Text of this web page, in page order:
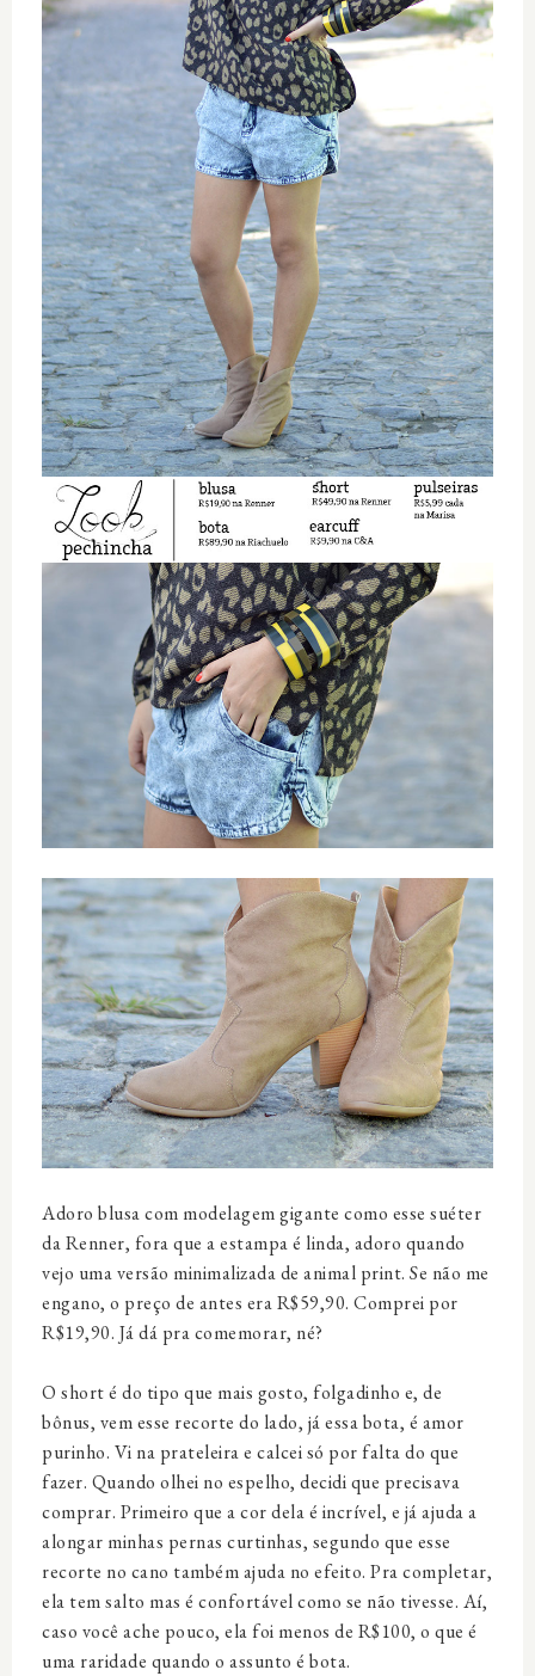
Adoro blusa com modelagem gigante como esse suéter
da Renner, fora que a estampa é linda, adoro quando
vejo uma versão minimalizada de animal print. Se não me
engano, o preço de antes era R$59,90. Comprei por
R$19,90. Já dá pra comemorar, né?
O short é do tipo que mais gosto, folgadinho e, de
bônus, vem esse recorte do lado, já essa bota, é amor
purinho. Vi na prateleira e calcei só por falta do que
fazer. Quando olhei no espelho, decidi que precisava
comprar. Primeiro que a cor dela é incrível, e já ajuda a
alongar minhas pernas curtinhas, segundo que esse
recorte no cano também ajuda no efeito. Pra completar,
ela tem salto mas é confortável como se não tivesse. Aí,
caso você ache pouco, ela foi menos de R$100, o que é
uma raridade quando o assunto é bota.